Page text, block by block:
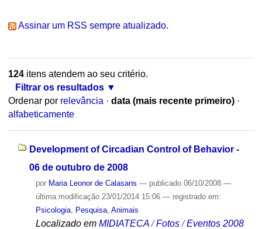
Assinar um RSS sempre atualizado.
124itens atendem ao seu critério.
Filtrar os resultados
Ordenar por relevância · data (mais recente primeiro) ·
alfabeticamente
Development of Circadian Control of Behavior -
06 de outubro de 2008
por Maria Leonor de Calasans — publicado06/10/2008 —
última modificação23/01/2014 15:06 — registrado em:
Psicologia, Pesquisa, Animais
Localizado em MIDIATECA /Fotos /Eventos 2008